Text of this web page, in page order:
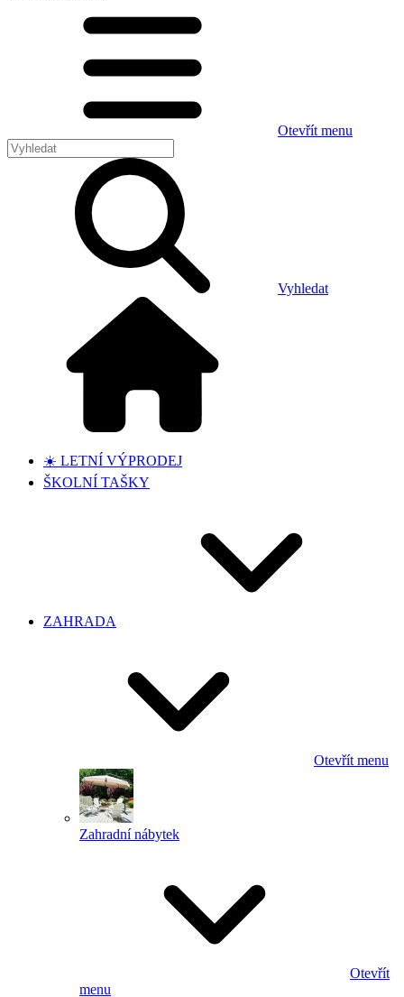
Otevřít menu
Vyhledat
☀️ LETNÍ VÝPRODEJ
ŠKOLNÍ TAŠKY
ZAHRADA
Otevřít menu
Zahradní nábytek
Otevřít
menu